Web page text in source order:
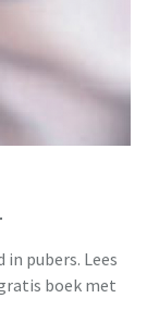
pubers. Lees
boek met